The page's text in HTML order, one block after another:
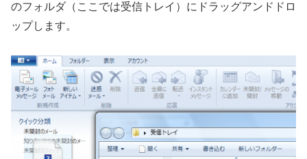
のフォルダ（ここでは受信トレイ）にドラッグアンドドロ
ップします。